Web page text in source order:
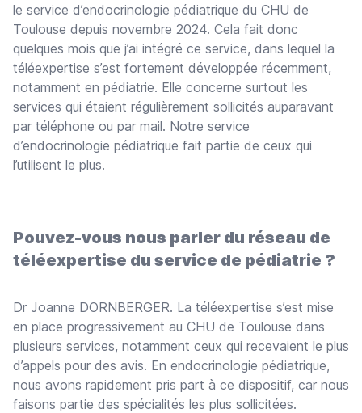
le service d’endocrinologie pédiatrique du CHU de
Toulouse depuis novembre 2024. Cela fait donc
quelques mois que j’ai intégré ce service, dans lequel la
téléexpertise s’est fortement développée récemment,
notamment en pédiatrie. Elle concerne surtout les
services qui étaient régulièrement sollicités auparavant
par téléphone ou par mail. Notre service
d’endocrinologie pédiatrique fait partie de ceux qui
l’utilisent le plus.
Pouvez-vous nous parler du réseau de
téléexpertise du service de pédiatrie ?
Dr Joanne DORNBERGER. La téléexpertise s’est mise
en place progressivement au CHU de Toulouse dans
plusieurs services, notamment ceux qui recevaient le plus
d’appels pour des avis. En endocrinologie pédiatrique,
nous avons rapidement pris part à ce dispositif, car nous
faisons partie des spécialités les plus sollicitées.